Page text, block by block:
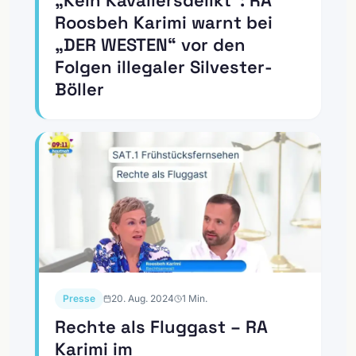
Roosbeh Karimi warnt bei
„DER WESTEN“ vor den
Folgen illegaler Silvester-
Böller
Presse 20. Aug. 2024 1 Min.
Rechte als Fluggast – RA
Karimi im